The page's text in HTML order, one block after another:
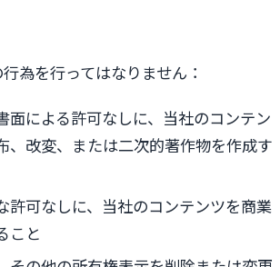
為を行ってはなりません：
面による許可なしに、当社のコンテン
、改変、または二次的著作物を作成す
許可なしに、当社のコンテンツを商業
こと